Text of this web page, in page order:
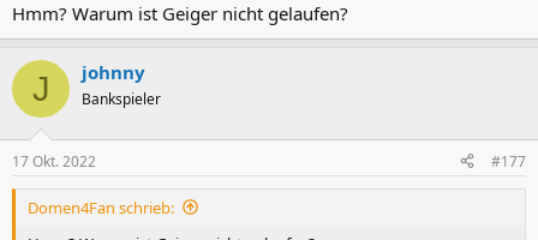
Hmm? Warum ist Geiger nicht gelaufen?
J johnny
Bankspieler
17 Okt. 2022 #177
Domen4Fan schrieb: